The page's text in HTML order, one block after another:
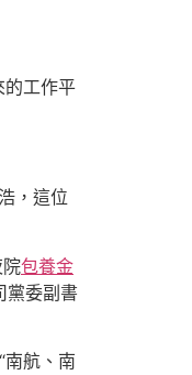
的工作平
，這位
包養金
黨委副書
航、南